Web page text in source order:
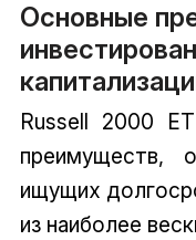
Основные
Russell 2000
преимуществ,
ищущих
из наиболее